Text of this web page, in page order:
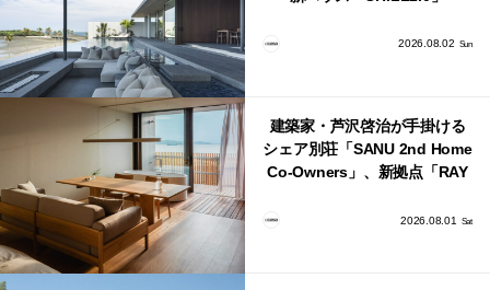
2026.08.02 Sun
建築家・芦沢啓治が手掛ける
シェア別荘「SANU 2nd Home
Co-Owners」、新拠点「RAY
2026.08.01 Sat